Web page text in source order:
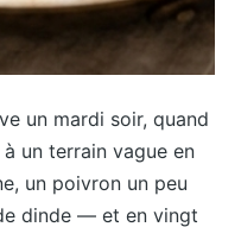
un mardi soir, quand
un terrain vague en
un poivron un peu
dinde — et en vingt